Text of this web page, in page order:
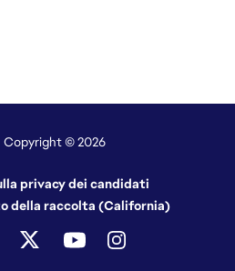
Copyright © 2026
privacy dei candidati
della raccolta (California)